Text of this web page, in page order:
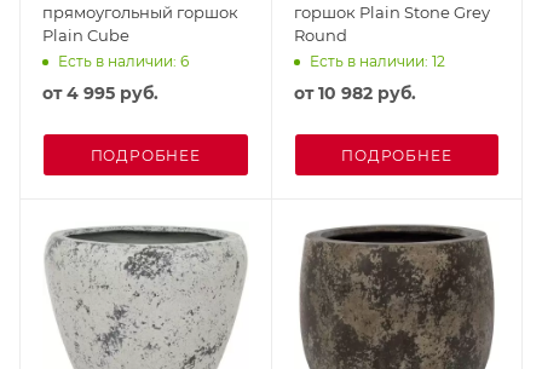
прямоугольный горшок
Plain Cube
Есть в наличии: 6
от4 995 руб.
ПОДРОБНЕЕ
горшок Plain Stone Grey
Round
Есть в наличии: 12
от10 982 руб.
ПОДРОБНЕЕ